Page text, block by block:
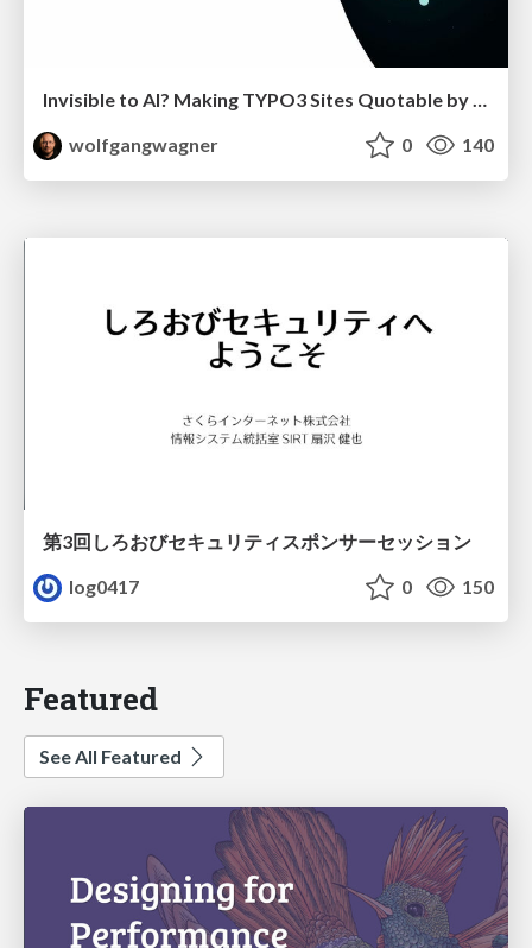
wolfgangwagner
0 140
第3回しろおびセキュリティスポンサーセッション
log0417
0 150
Featured
See All Featured